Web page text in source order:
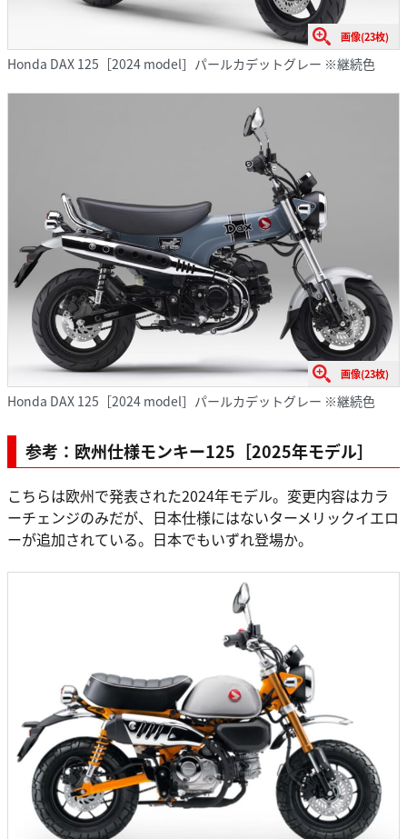
画像(23枚)
Honda DAX 125［2024 model］パールカデットグレー ※継続色
画像(23枚)
Honda DAX 125［2024 model］パールカデットグレー ※継続色
参考：欧州仕様モンキー125［2025年モデル］
こちらは欧州で発表された2024年モデル。変更内容はカラ
ーチェンジのみだが、日本仕様にはないターメリックイエロ
ーが追加されている。日本でもいずれ登場か。